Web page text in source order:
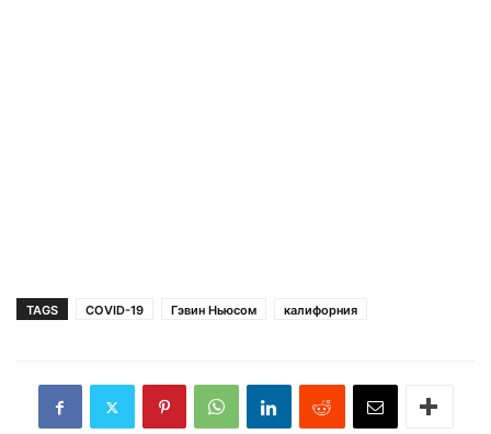
TAGS COVID-19 Гэвин Ньюсом калифорния